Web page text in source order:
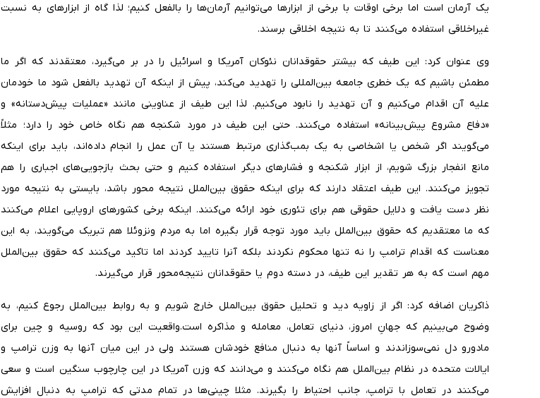
یک آرمان است اما برخی اوقات با برخی از ابزارها می‌توانیم آرمان‌ها را بالفعل کنیم؛ لذا گاه از ابزارهای به نسبت
غیراخلاقی استفاده می‌کنند تا به نتیجه اخلاقی برسند.
وی عنوان کرد: این طیف که بیشتر حقوقدانان نئوکان آمریکا و اسرائیل را در بر می‌گیرد، معتقدند که اگر ما
مطمئن باشیم که یک خطری جامعه بین‌المللی را تهدید می‌کند، پیش از اینکه آن تهدید بالفعل شود ما خودمان
علیه آن اقدام می‌کنیم و آن تهدید را نابود می‌کنیم. لذا این طیف از عناوینی مانند «عملیات پیش‌دستانه» و
«دفاع مشروع پیش‌بینانه» استفاده می‌کنند. حتی این طیف در مورد شکنجه هم نگاه خاص خود را دارد؛ مثلاً
می‌گویند اگر شخص یا اشخاصی به یک بمب‌گذاری مرتبط هستند یا آن عمل را انجام داده‌اند، باید برای اینکه
مانع انفجار بزرگ شویم، از ابزار شکنجه و فشارهای دیگر استفاده کنیم و حتی بحث بازجویی‌های اجباری را هم
تجویز می‌کنند. این طیف اعتقاد دارند که برای اینکه حقوق بین‌الملل نتیجه محور باشد، بایستی به نتیجه مورد
نظر دست یافت و دلایل حقوقی هم برای تئوری خود ارائه می‌کنند. اینکه برخی کشورهای اروپایی اعلام می‌کنند
که ما معتقدیم که حقوق بین‌الملل باید مورد توجه قرار بگیره اما به مردم ونزوئلا هم تبریک می‌گویند، به این
معناست که اقدام ترامپ را نه تنها محکوم نکردند بلکه آنرا تایید کردند اما تاکید می‌کنند که حقوق بین‌الملل
مهم است که به هر تقدیر این طیف، در دسته دوم یا حقوقدانان نتیجه‌محور قرار می‌گیرند.
ذاکریان اضافه کرد: اگر از زاویه دید و تحلیل حقوق بین‌الملل خارج شویم و به روابط بین‌الملل رجوع کنیم، به
وضوح می‌بینیم که جهانِ امروز، دنیای تعامل، معامله و مذاکره است.واقعیت این بود که روسیه و چین برای
مادورو دل نمی‌سوزاندند و اساساً آنها به دنبال منافع خودشان هستند ولی در این میان آنها به وزن ترامپ و
ایالات متحده در نظام بین‌الملل هم نگاه می‌کنند و می‌دانند که وزن آمریکا در این چارچوب سنگین است و سعی
می‌کنند در تعامل با ترامپ، جانب احتیاط را بگیرند. مثلا چینی‌ها در تمام مدتی که ترامپ به دنبال افزایش